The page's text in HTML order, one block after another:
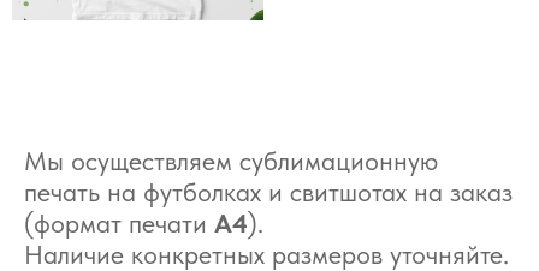
Мы осуществляем сублимационную
печать на футболках и свитшотах на заказ
(формат печати А4).
Наличие конкретных размеров уточняйте.